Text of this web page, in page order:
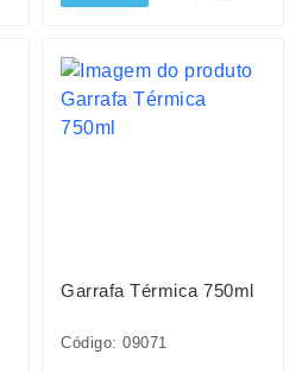
Garrafa Térmica 750ml
Código: 09071